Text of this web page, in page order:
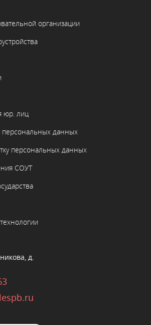
организации
юр. лиц
персональных данных
персональных данных
СОУТ
д.